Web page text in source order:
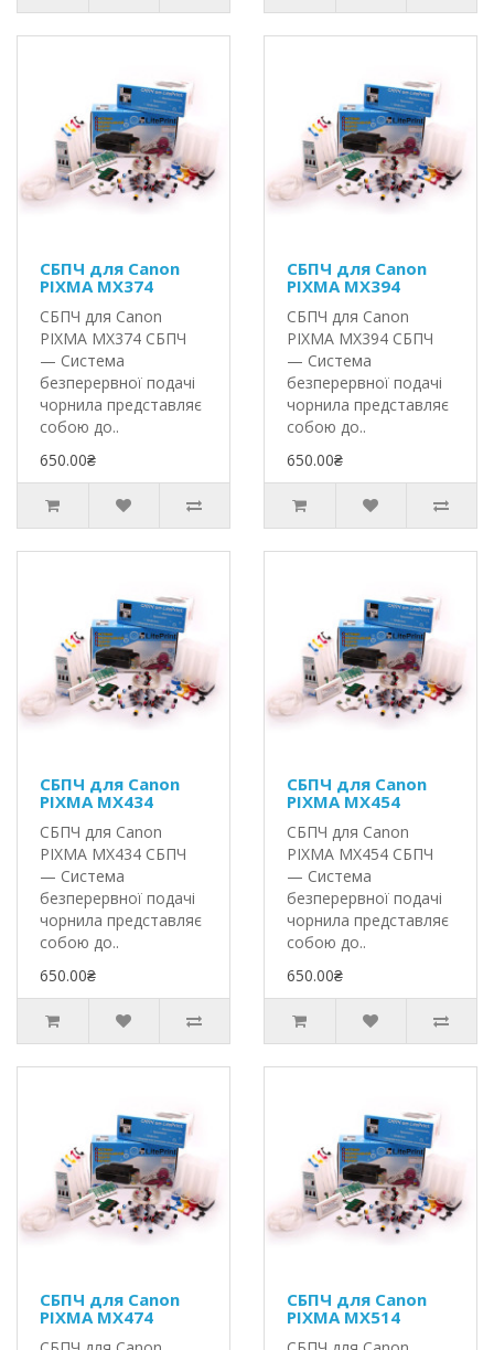
СБПЧ для Canon
PIXMA MX374
СБПЧ для Canon
PIXMA MX374 СБПЧ
— Система
безперервної подачі
чорнила представляє
собою до..
650.00₴
СБПЧ для Canon
PIXMA MX394
СБПЧ для Canon
PIXMA MX394 СБПЧ
— Система
безперервної подачі
чорнила представляє
собою до..
650.00₴
СБПЧ для Canon
PIXMA MX434
СБПЧ для Canon
PIXMA MX434 СБПЧ
— Система
безперервної подачі
чорнила представляє
собою до..
650.00₴
СБПЧ для Canon
PIXMA MX454
СБПЧ для Canon
PIXMA MX454 СБПЧ
— Система
безперервної подачі
чорнила представляє
собою до..
650.00₴
СБПЧ для Canon
PIXMA MX474
СБПЧ для Canon
PIXMA MX514